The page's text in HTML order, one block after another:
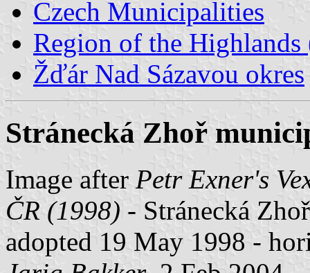
Czech Municipalities
Region of the
Žďár Nad Sázavou okres
Stránecká Zhoř
Image after Petr Exner's
ČR (1998) - Stránecká
adopted 19 May 1998 -